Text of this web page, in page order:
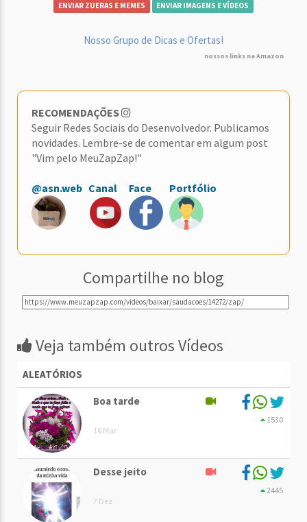
ENVIAR ZUERAS E MEMES ENVIAR IMAGENS E VÍDEOS
Nosso Grupo de Dicas e Ofertas!
nossos links na Amazon
RECOMENDAÇÕES
Seguir Redes Sociais do Desenvolvedor. Publicamos
novidades. Lembre-se de comentar em algum post
"Vim pelo MeuZapZap!"
@asn.web Canal Face Portfólio
Compartilhe no blog
Veja também outros Vídeos
ALEATÓRIOS
Boa tarde
16 Mar
1530
Desse jeito
7 Dez
2445